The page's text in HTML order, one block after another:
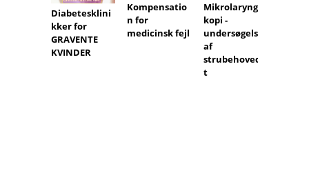
Diabetesklini
kker for
GRAVENTE
KVINDER
Kompensatio
n for
medicinsk fejl
Mikrolaryngos
kopi -
undersøgelse
af
strubehovede
t